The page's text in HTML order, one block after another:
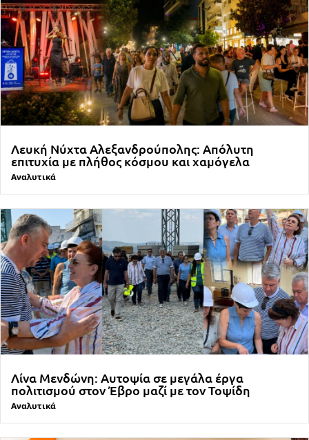
Λευκή Νύχτα Αλεξανδρούπολης: Απόλυτη
επιτυχία με πλήθος κόσμου και χαμόγελα
Αναλυτικά
Λίνα Μενδώνη: Αυτοψία σε μεγάλα έργα
πολιτισμού στον Έβρο μαζί με τον Τοψίδη
Αναλυτικά